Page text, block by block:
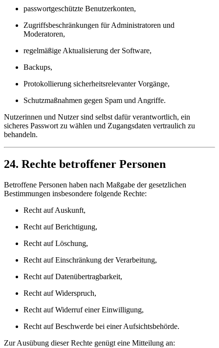
passwortgeschützte Benutzerkonten,
Zugriffsbeschränkungen für Administratoren und
Moderatoren,
regelmäßige Aktualisierung der Software,
Backups,
Protokollierung sicherheitsrelevanter Vorgänge,
Schutzmaßnahmen gegen Spam und Angriffe.
Nutzerinnen und Nutzer sind selbst dafür verantwortlich, ein
sicheres Passwort zu wählen und Zugangsdaten vertraulich zu
behandeln.
24. Rechte betroffener Personen
Betroffene Personen haben nach Maßgabe der gesetzlichen
Bestimmungen insbesondere folgende Rechte:
Recht auf Auskunft,
Recht auf Berichtigung,
Recht auf Löschung,
Recht auf Einschränkung der Verarbeitung,
Recht auf Datenübertragbarkeit,
Recht auf Widerspruch,
Recht auf Widerruf einer Einwilligung,
Recht auf Beschwerde bei einer Aufsichtsbehörde.
Zur Ausübung dieser Rechte genügt eine Mitteilung an: